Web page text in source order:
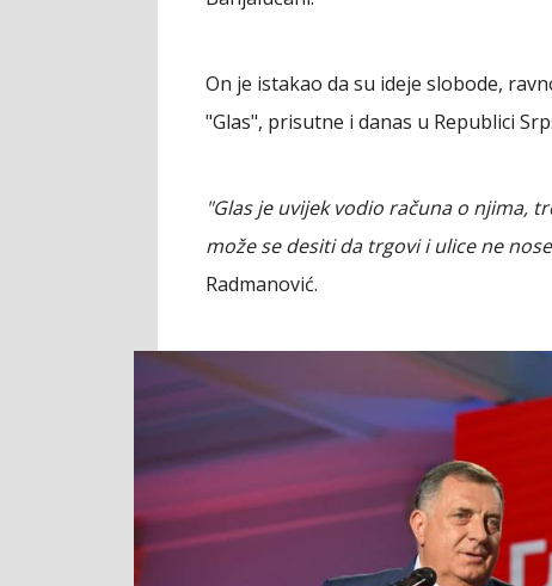
On je istakao da su ideje slobode,
"Glas", prisutne i danas u Republici
"Glas je uvijek vodio računa o njima,
može se desiti da trgovi i ulice ne
Radmanović.